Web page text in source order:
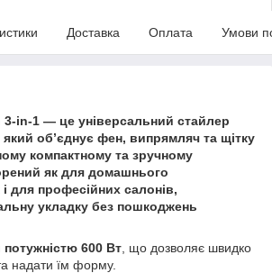
Доставка Оплата Умови
3-in-1 — це універсальний стайлер
об’єднує фен, випрямляч та щітку
компактному та зручному
як для домашнього
для професійних салонів,
укладку без пошкоджень
потужністю 600 Вт , що дозволяє швидко
надати їм форму.